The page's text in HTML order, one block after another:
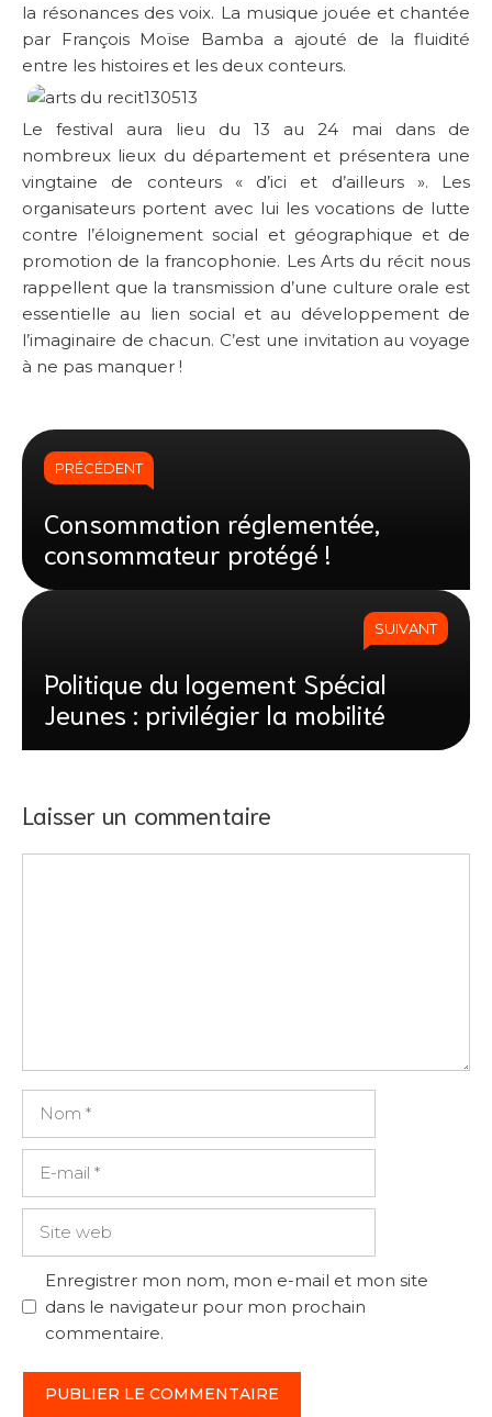
la résonances des voix. La musique jouée et chantée
par François Moïse Bamba a ajouté de la fluidité
entre les histoires et les deux conteurs.
Le festival aura lieu du 13 au 24 mai dans de
nombreux lieux du département et présentera une
vingtaine de conteurs « d’ici et d’ailleurs ». Les
organisateurs portent avec lui les vocations de lutte
contre l’éloignement social et géographique et de
promotion de la francophonie. Les Arts du récit nous
rappellent que la transmission d’une culture orale est
essentielle au lien social et au développement de
l’imaginaire de chacun. C’est une invitation au voyage
à ne pas manquer !
PRÉCÉDENT
Consommation réglementée,
consommateur protégé !
SUIVANT
Politique du logement Spécial
Jeunes : privilégier la mobilité
Laisser un commentaire
Enregistrer mon nom, mon e-mail et mon site
dans le navigateur pour mon prochain
commentaire.